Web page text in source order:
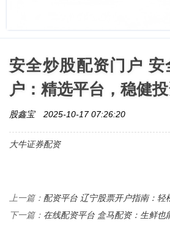
安全炒股配资门户 安
户：精选平台，稳健
股鑫宝 2025-10-17 07:26:20
大牛证券配资
上一篇： 配资平台 辽宁股票开户指南：轻
下一篇： 在线配资平台 盒马配资：生鲜也